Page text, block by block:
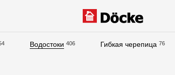
Водостоки 406 Гибкая черепица 76